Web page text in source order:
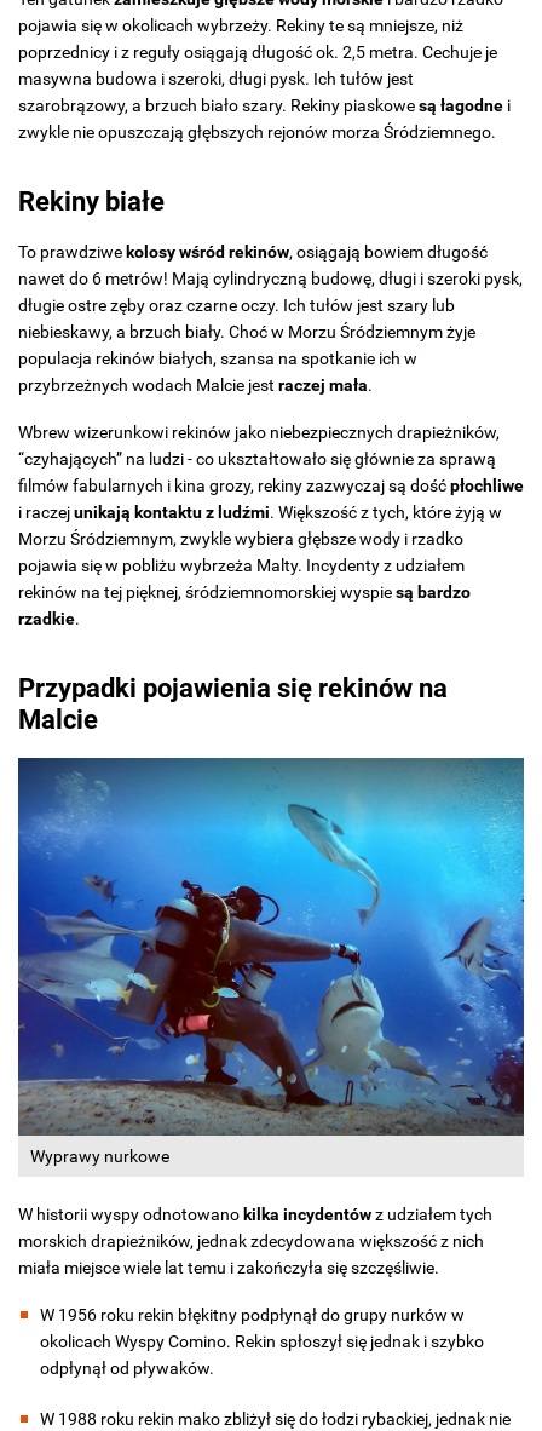
pojawia się w okolicach wybrzeży. Rekiny te są mniejsze, niż
poprzednicy i z reguły osiągają długość ok. 2,5 metra. Cechuje je
masywna budowa i szeroki, długi pysk. Ich tułów jest
szarobrązowy, a brzuch biało szary. Rekiny piaskowesą łagodne i
zwykle nie opuszczają głębszych rejonów morza Śródziemnego.
Rekiny białe
To prawdziwe kolosy wśród rekinów, osiągają bowiem długość
nawet do 6 metrów! Mają cylindryczną budowę, długi i szeroki pysk,
długie ostre zęby oraz czarne oczy. Ich tułów jest szary lub
niebieskawy, a brzuch biały. Choć w Morzu Śródziemnym żyje
populacja rekinów białych, szansa na spotkanie ich w
przybrzeżnych wodach Malcie jest raczej mała.
Wbrew wizerunkowi rekinów jako niebezpiecznych drapieżników,
“czyhających” na ludzi - co ukształtowało się głównie za sprawą
filmów fabularnych i kina grozy, rekiny zazwyczaj są dośćpłochliwe
i raczejunikają kontaktu z ludźmi. Większość z tych, które żyją w
Morzu Śródziemnym, zwykle wybiera głębsze wody i rzadko
pojawia się w pobliżu wybrzeża Malty. Incydenty z udziałem
rekinów na tej pięknej, śródziemnomorskiej wyspiesą bardzo
rzadkie.
Przypadki pojawienia się rekinów na
Malcie
Wyprawy nurkowe
W historii wyspy odnotowano kilka incydentówz udziałem tych
morskich drapieżników, jednak zdecydowana większość z nich
miała miejsce wiele lat temu i zakończyła się szczęśliwie.
W 1956 roku rekin błękitny podpłynął do grupy nurków w
okolicach Wyspy Comino. Rekin spłoszył się jednak i szybko
odpłynął od pływaków.
W 1988 roku rekin mako zbliżył się do łodzi rybackiej, jednak nie